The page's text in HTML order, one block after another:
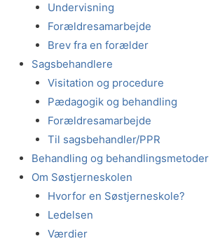
Undervisning
Forældresamarbejde
Brev fra en forælder
Sagsbehandlere
Visitation og procedure
Pædagogik og behandling
Forældresamarbejde
Til sagsbehandler/PPR
Behandling og behandlingsmetoder
Om Søstjerneskolen
Hvorfor en Søstjerneskole?
Ledelsen
Værdier